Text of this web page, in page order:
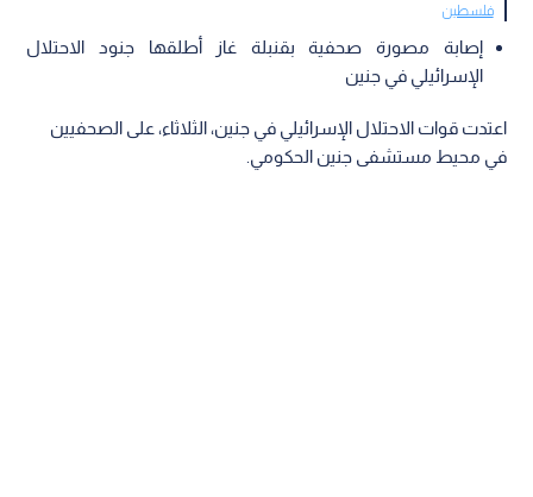
فلسطين
إصابة مصورة صحفية بقنبلة غاز أطلقها جنود الاحتلال
الإسرائيلي في جنين
اعتدت قوات الاحتلال الإسرائيلي في جنين، الثلاثاء، على الصحفيين
في محيط مستشفى جنين الحكومي.